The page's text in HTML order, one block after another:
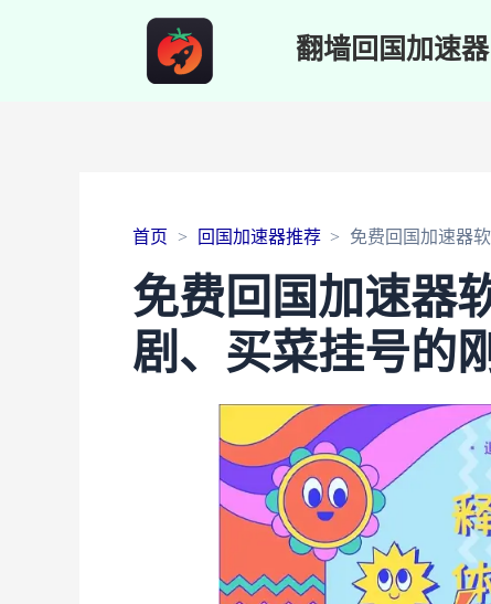
翻墙回国加速器
首页 回国加速器推荐 免费回国加速器
免费回国加速器
剧、买菜挂号的